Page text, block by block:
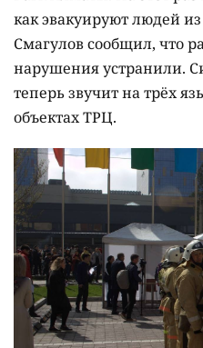
как эвакуируют людей
Смагулов сообщил, что
нарушения устранили.
теперь звучит на трёх
объектах ТРЦ.